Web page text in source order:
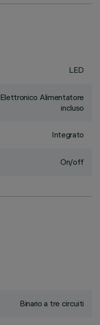
LED
Elettronico Alimentatore
incluso
Integrato
On/off
Binario a tre circuiti